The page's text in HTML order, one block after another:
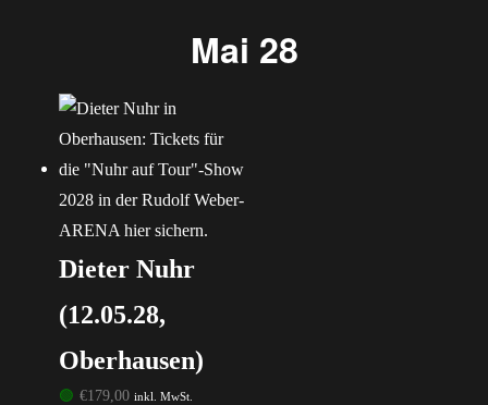
Mai 28
Dieter Nuhr
(12.05.28,
Oberhausen)
🟢 €179,00 inkl. MwSt.